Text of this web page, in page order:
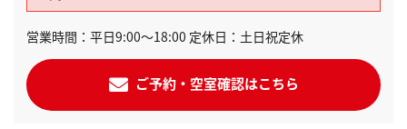
営業時間：平日9:00～18:00 定休日：土日祝定休
ご予約・空室確認はこちら